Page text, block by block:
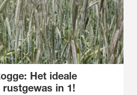
Het ideale
rustgewas in 1!